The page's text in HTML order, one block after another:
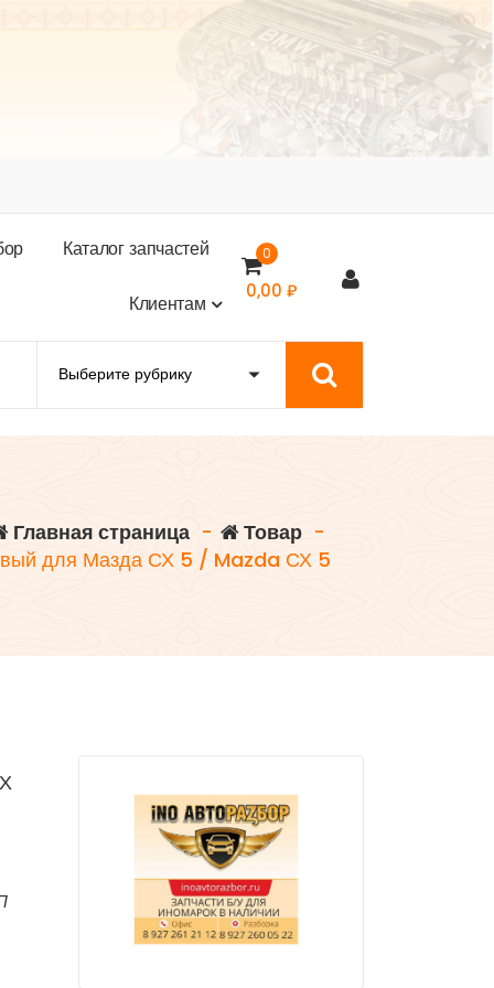
ор Каталогзапчастей
Клиентам
0
0,00 ₽
Главная страница - Товар -
для Мазда СХ 5 / Mazda СХ 5